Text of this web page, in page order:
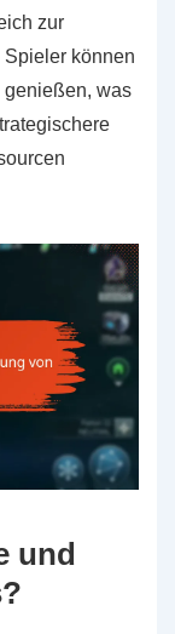
zur
können
genießen, was
und